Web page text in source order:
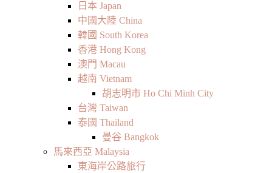
日本 Japan
中國大陸 China
韓國 South Korea
香港 Hong Kong
澳門 Macau
越南 Vietnam
胡志明市 Ho Chi Minh City
台灣 Taiwan
泰國 Thailand
曼谷 Bangkok
馬來西亞 Malaysia
東海岸公路旅行